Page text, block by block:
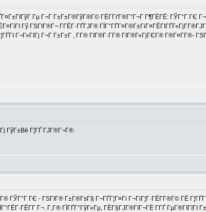
Гµ Г¬Г Г±Г±Г®ГўГ®Г© ГЁГ­ГґГ®Г°Г¬Г Г¶ГЁГЁ: ГЎГ°Г ГЄ
Гў ГЅГІГ®Г¬ Г­ГЁГ·ГҐГЈГ®
Г¬Г»ГІГј Г¬Г Г±Г±Г , Г­Г® ГІГ®Г·Г­Г® ГІГ®Г«ГјГЄГ® Г®Г¤Г­Г®-
ГўГ±Вё Г¦ГҐ ГЈГ®Г¬Г®.
Г­Г® ГЎГ°Г ГЄ - ГЅГІГ® Г±Г®ГѕГ§ Г¬ГҐГ¦Г¤Гі Г¬ГіГ¦Г·ГЁГ­Г®Г© ГЁ
Г¬. Г‚Г® ГЇГҐГ°ГўГ»Гµ, ГЁГ§ГЈГ®ГїГ¬ГЁ Г­ГҐ ГµГ®ГІГїГІ